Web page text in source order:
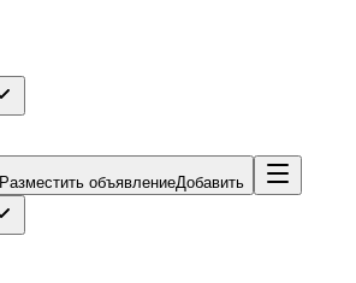
Разместить объявлениеДобавить